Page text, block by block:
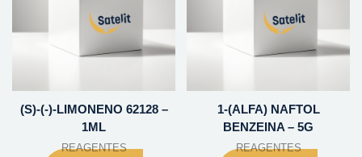
(S)-(-)-LIMONENO 62128 –
1ML
REAGENTES
1-(ALFA) NAFTOL
BENZEINA – 5G
REAGENTES